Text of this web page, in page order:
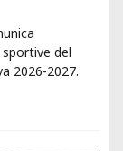
del
2026-2027.